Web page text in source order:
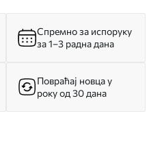
Спремно за испоруку
за 1–3 радна дана
Повраћај новца у
року од 30 дана